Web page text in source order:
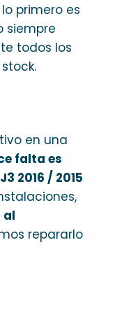
primero es
siempre
todos los
en una
falta es
2016 / 2015
al
repararlo